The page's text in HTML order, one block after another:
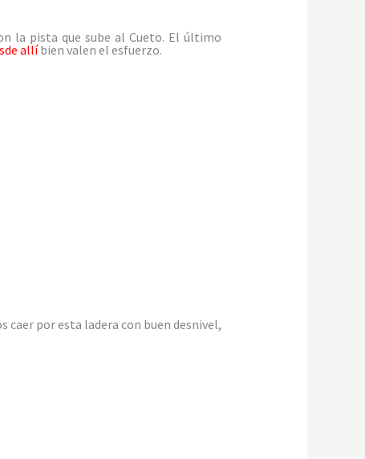
la pista que sube al Cueto. El último
allíbien valen el esfuerzo.
caer por esta ladera con buen desnivel,